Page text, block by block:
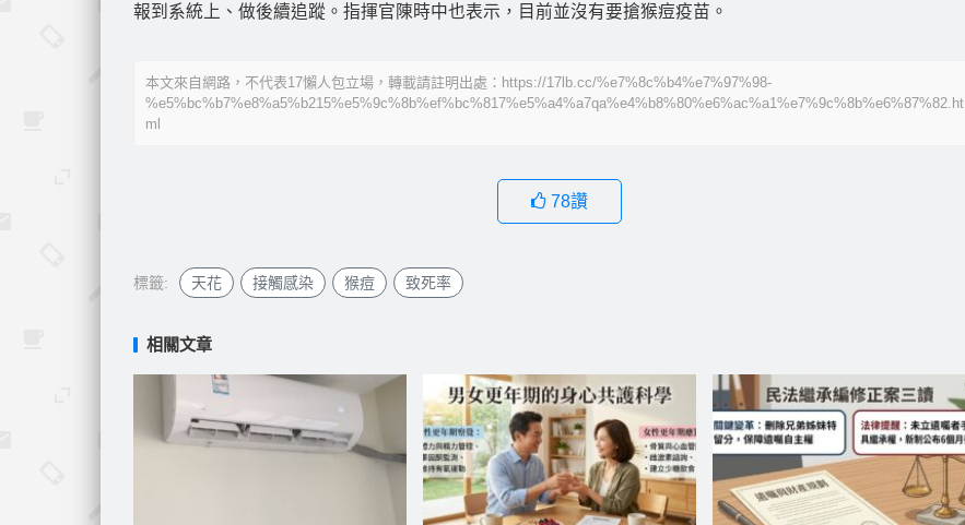
報到系統上、做後續追蹤。指揮官陳時中也表示，目前並沒有要搶猴痘疫苗。
本文來自網路，不代表17懶人包立場，轉載請註明出處：https://17lb.cc/%e7%8c%b4%e7%97%98-
%e5%bc%b7%e8%a5%b215%e5%9c%8b%ef%bc%817%e5%a4%a7qa%e4%b8%80%e6%ac%a1%e7%9c%8b%e6%87%82.ht
ml
78讚
標籤: 天花 接觸感染 猴痘 致死率
相關文章